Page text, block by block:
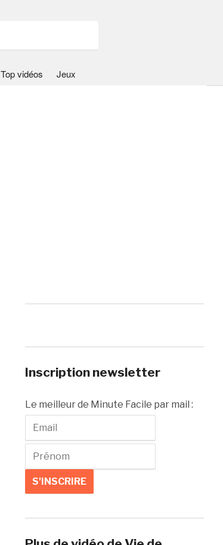
Top vidéos Jeux
Inscription newsletter
Le meilleur de Minute Facile par mail :